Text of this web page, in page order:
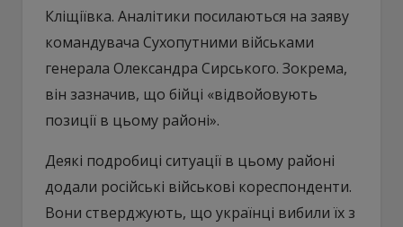
Кліщіївка. Аналітики посилаються на заяву
командувача Сухопутними військами
генерала Олександра Сирського. Зокрема,
він зазначив, що бійці «відвойовують
позиції в цьому районі».
Деякі подробиці ситуації в цьому районі
додали російські військові кореспонденти.
Вони стверджують, що українці вибили їх з